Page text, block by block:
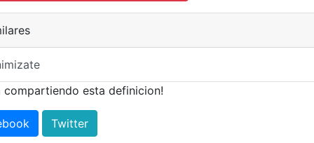
compartiendo esta definicion!
Twitter